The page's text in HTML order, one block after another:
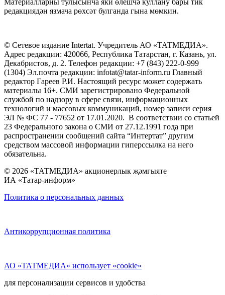
Материалларны тулысынча яки өлешчә куллану бары тик
редакциядән язмача рөхсәт булганда гына мөмкин.
© Сетевое издание Intertat. Учредитель АО «ТАТМЕДИА».
Адрес редакции: 420066, Республика Татарстан, г. Казань, ул.
Декабристов, д. 2. Телефон редакции: +7 (843) 222-0-999
(1304) Эл.почта редакции: infotat@tatar-inform.ru Главный
редактор Гареев Р.И. Настоящий ресурс может содержать
материалы 16+. СМИ зарегистрировано Федеральной
службой по надзору в сфере связи, информационных
технологий и массовых коммуникаций, номер записи серия
ЭЛ № ФС 77 - 77652 от 17.01.2020. В соответствии со статьей
23 Федерального закона о СМИ от 27.12.1991 года при
распространении сообщений сайта “Интертат” другим
средством массовой информации гиперссылка на него
обязательна.
© 2026 «ТАТМЕДИА» акционерлык җәмгыяте
ИА «Татар-информ»
Политика о персональных данных
Антикоррупционная политика
АО «ТАТМЕДИА» использует «cookie»
для персонализации сервисов и удобства